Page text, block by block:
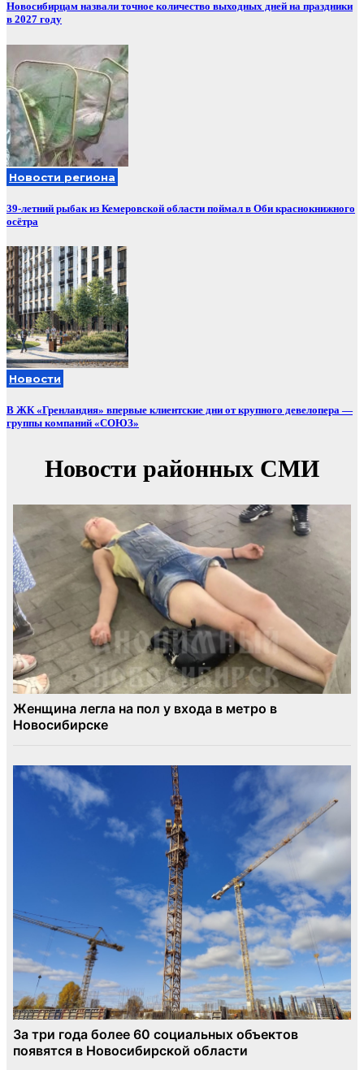
Новосибирцам назвали точное количество выходных дней на праздники
в 2027 году
Новости региона
39-летний рыбак из Кемеровской области поймал в Оби краснокнижного
осётра
Новости
В ЖК «Гренландия» впервые клиентские дни от крупного девелопера —
группы компаний «СОЮЗ»